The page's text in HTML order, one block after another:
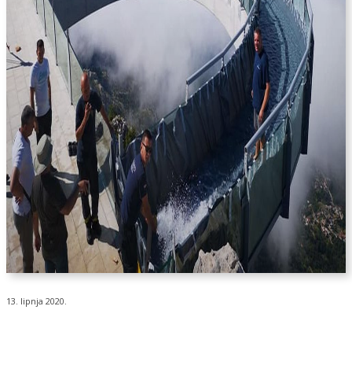
13. lipnja 2020.